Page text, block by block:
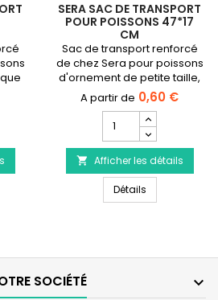
de transport pour poissons 57*24cm
SERA SAC DE TRANSPORT
POUR POISSONS 47*17
CM
Sac de transport renforcé
de chez Sera pour poissons
d'ornement de petite taille,
crevettes, plantes.✓
Dimensions : 47x17 cm
0,60 €
quantité
du
produit
SERA
Sac
de
47*17
 Afficher les détails
DétailsSERA Sac de
SOCIÉTÉ 